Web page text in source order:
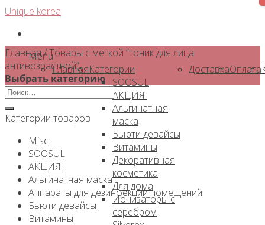
Skip
content
Unique korea
Menu
ГлавнаяКатегории
SOOSUL
АКЦИЯ!
Альгинатная
маска
Бьюти девайсы
Витамины
Декоративная
косметика
Для дома
Ионизаторы с
серебром
ДоставкаОплата
Главная/Товары с меткой “тоник для лица
антивозрастной”
Выбрать категорию
Искать:
Категории товаров
Misc
SOOSUL
АКЦИЯ!
Альгинатная маска
Аппараты для дезинфекции помещений
Бьюти девайсы
Витамины